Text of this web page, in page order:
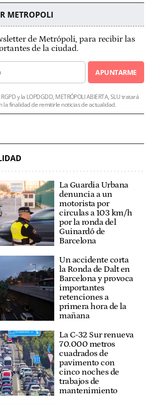
METROPOLI
de Metrópoli, para recibir las
de la ciudad.
APUNTARME
y la LOPDGDD, METRÓPOLI ABIERTA, SLU tratará
la finalidad de remitirle noticias de actualidad.
La Guardia Urbana
denuncia a un
motorista por
circulas a 103 km/h
por la ronda del
Guinardó de
Barcelona
Un accidente corta
la Ronda de Dalt en
Barcelona y provoca
importantes
retenciones a
primera hora de la
mañana
La C-32 Sur renueva
70.000 metros
cuadrados de
pavimento con
cinco noches de
trabajos de
mantenimiento